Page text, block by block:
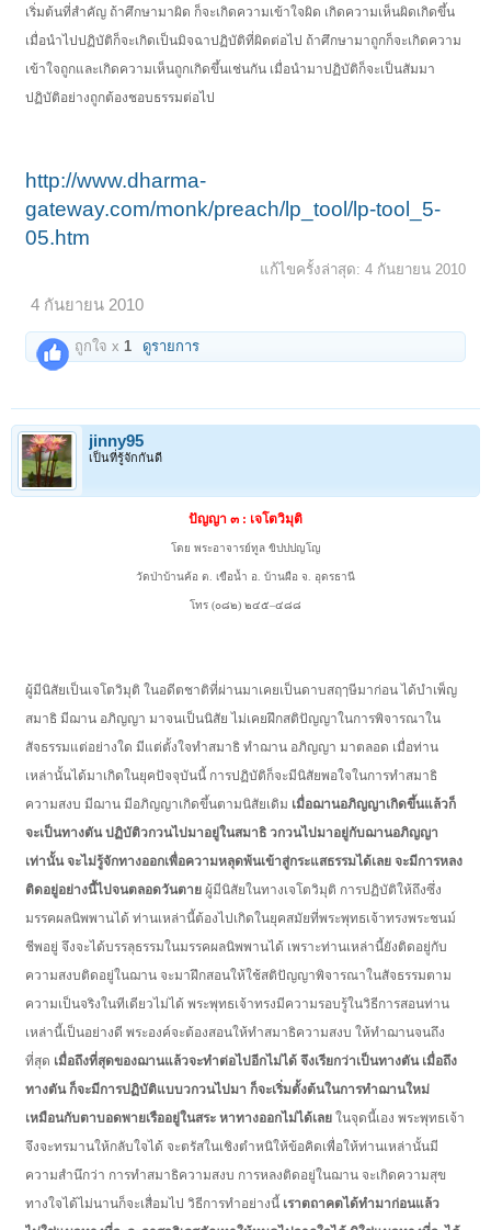
เริ่มต้นที่สำคัญ ถ้าศึกษามาผิด ก็จะเกิดความเข้าใจผิด เกิดความเห็นผิดเกิดขึ้น
เมื่อนำไปปฏิบัติก็จะเกิดเป็นมิจฉาปฏิบัติที่ผิดต่อไป ถ้าศึกษามาถูกก็จะเกิดความ
เข้าใจถูกและเกิดความเห็นถูกเกิดขึ้นเช่นกัน เมื่อนำมาปฏิบัติก็จะเป็นสัมมา
ปฏิบัติอย่างถูกต้องชอบธรรมต่อไป
http://www.dharma-
gateway.com/monk/preach/lp_tool/lp-tool_5-
05.htm
แก้ไขครั้งล่าสุด: 4 กันยายน 2010
4 กันยายน 2010
ถูกใจ x1 ดูรายการ
jinny95
เป็นที่รู้จักกันดี
ปัญญา ๓ : เจโตวิมุติ
โดย พระอาจารย์ทูล ขิปปปญโญ
วัดป่าบ้านค้อ ต. เขือน้ำ อ. บ้านผือ จ. อุดรธานี
โทร (๐๘๒) ๒๔๕–๔๘๘
ผู้มีนิสัยเป็นเจโตวิมุติ ในอดีตชาติที่ผ่านมาเคยเป็นดาบสฤๅษีมาก่อน ได้บำเพ็ญ
สมาธิ มีฌาน อภิญญา มาจนเป็นนิสัย ไม่เคยฝึกสติปัญญาในการพิจารณาใน
สัจธรรมแต่อย่างใด มีแต่ตั้งใจทำสมาธิ ทำฌาน อภิญญา มาตลอด เมื่อท่าน
เหล่านั้นได้มาเกิดในยุคปัจจุบันนี้ การปฏิบัติก็จะมีนิสัยพอใจในการทำสมาธิ
ความสงบ มีฌาน มีอภิญญาเกิดขึ้นตามนิสัยเดิม เมื่อฌานอภิญญาเกิดขึ้นแล้วก็
จะเป็นทางตัน ปฏิบัติวกวนไปมาอยู่ในสมาธิ วกวนไปมาอยู่กับฌานอภิญญา
เท่านั้น จะไม่รู้จักทางออกเพื่อความหลุดพ้นเข้าสู่กระแสธรรมได้เลย จะมีการหลง
ติดอยู่อย่างนี้ไปจนตลอดวันตายผู้มีนิสัยในทางเจโตวิมุติ การปฏิบัติให้ถึงซึ่ง
มรรคผลนิพพานได้ ท่านเหล่านี้ต้องไปเกิดในยุคสมัยที่พระพุทธเจ้าทรงพระชนม์
ชีพอยู่ จึงจะได้บรรลุธรรมในมรรคผลนิพพานได้ เพราะท่านเหล่านี้ยังติดอยู่กับ
ความสงบติดอยู่ในฌาน จะมาฝึกสอนให้ใช้สติปัญญาพิจารณาในสัจธรรมตาม
ความเป็นจริงในทีเดียวไม่ได้ พระพุทธเจ้าทรงมีความรอบรู้ในวิธีการสอนท่าน
เหล่านี้เป็นอย่างดี พระองค์จะต้องสอนให้ทำสมาธิความสงบ ให้ทำฌานจนถึง
ที่สุด เมื่อถึงที่สุดของฌานแล้วจะทำต่อไปอีกไม่ได้ จึงเรียกว่าเป็นทางตัน เมื่อถึง
ทางตัน ก็จะมีการปฏิบัติแบบวกวนไปมา ก็จะเริ่มตั้งต้นในการทำฌานใหม่
เหมือนกับตาบอดพายเรืออยู่ในสระ หาทางออกไม่ได้เลยในจุดนี้เอง พระพุทธเจ้า
จึงจะทรมานให้กลับใจได้ จะตรัสในเชิงตำหนิให้ข้อคิดเพื่อให้ท่านเหล่านั้นมี
ความสำนึกว่า การทำสมาธิความสงบ การหลงติดอยู่ในฌาน จะเกิดความสุข
ทางใจได้ไม่นานก็จะเสื่อมไป วิธีการทำอย่างนี้ เราตถาคตได้ทำมาก่อนแล้ว